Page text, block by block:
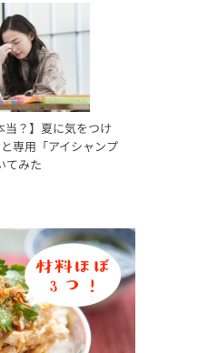
当？】夏に気をつけ
専用「アイシャンプ
てみた